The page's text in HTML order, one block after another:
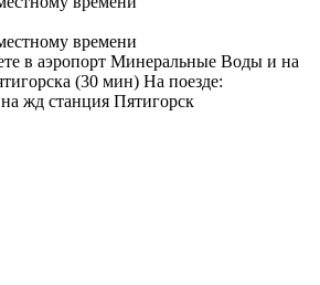
времени
в аэропорт Минеральные Воды и на
(30 мин) На поезде:
жд станция Пятигорск